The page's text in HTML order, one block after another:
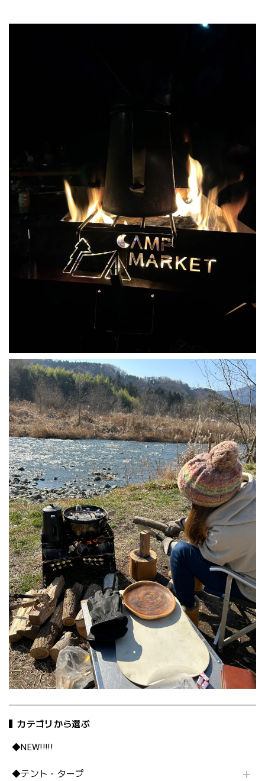
カテゴリから選ぶ
◆NEW!!!!!
◆テント・タープ
プ トラッシュボッ